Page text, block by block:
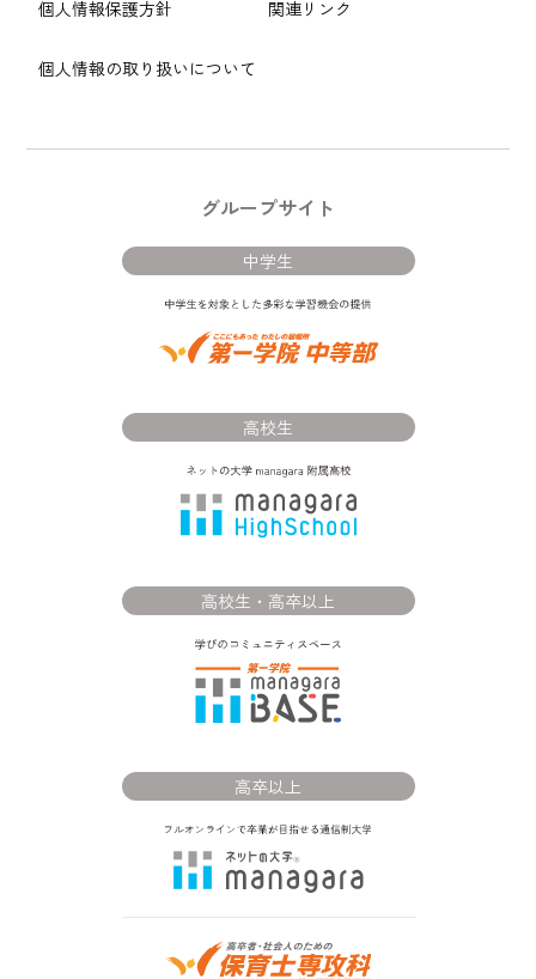
個人情報保護方針
個人情報の取り扱いについて
関連リンク
グループサイト
中学生
高校生
高校生・高卒以上
高卒以上